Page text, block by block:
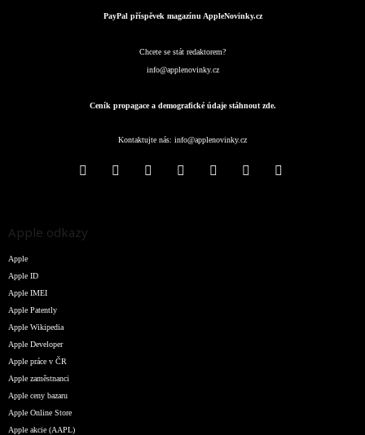
PayPal příspěvek magazínu AppleNovinky.cz
Chcete se stát redaktorem?
info@applenovinky.cz
Ceník propagace a demografické údaje stáhnout zde.
Kontaktujte nás: info@applenovinky.cz
Apple odkazy
Apple
Apple ID
Apple IMEI
Apple Patently
Apple Wikipedia
Apple Developer
Apple práce v ČR
Apple zaměstnanci
Apple ceny bazaru
Apple Online Store
Apple akcie (AAPL)